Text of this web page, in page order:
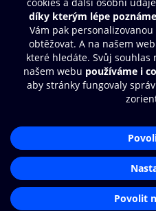
Moje O2 Knihovna
Další zábava
© O2 Czech Republic a.s.
Přístupnost
Zásady zpracování osobních
Nastavení cookies
Čti a